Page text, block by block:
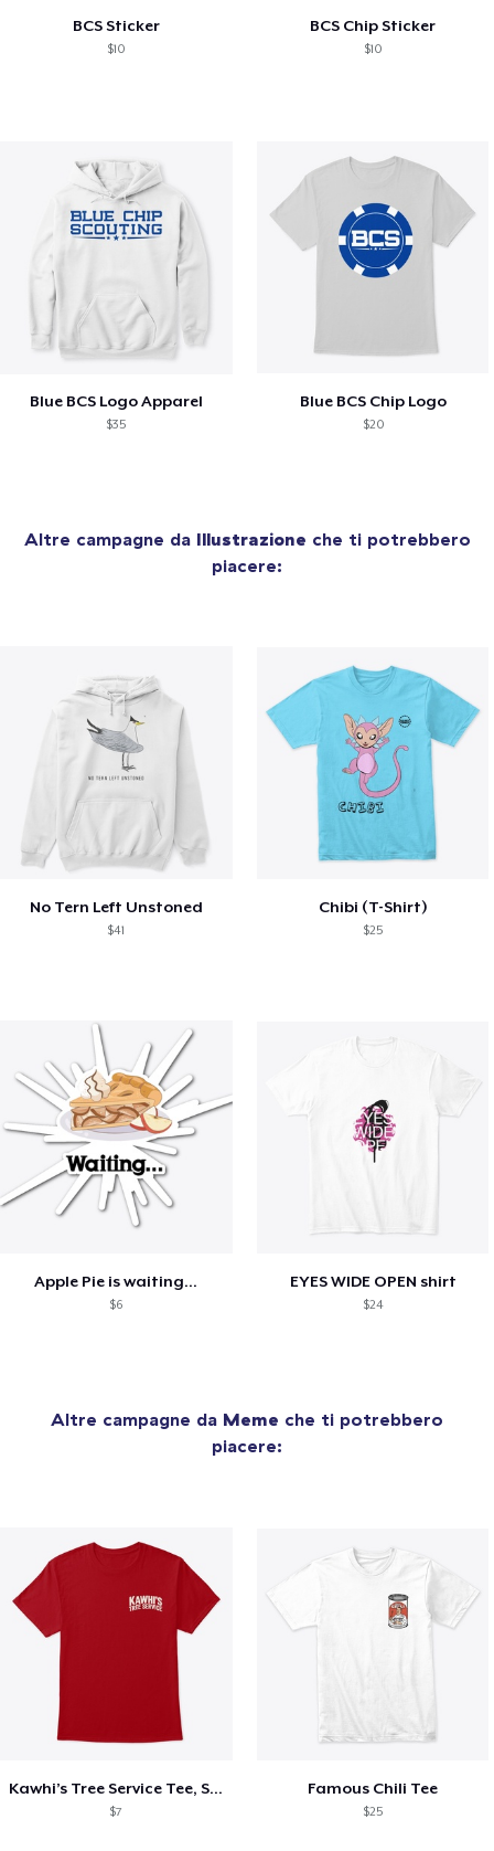
BCS Sticker
$10
BCS Chip Sticker
$10
Blue BCS Logo Apparel
$35
Blue BCS Chip Logo
$20
Altre campagne da Illustrazione che ti potrebbero
piacere:
No Tern Left Unstoned
$41
Chibi (T-Shirt)
$25
Apple Pie is waiting...
$6
EYES WIDE OPEN shirt
$24
Altre campagne da Meme che ti potrebbero
piacere:
Kawhi’s Tree Service Tee, Shirts, Mug
$7
Famous Chili Tee
$25